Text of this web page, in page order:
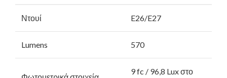
Ντουί E26/E27
Lumens 570
9 fc / 96,8 Lux στο